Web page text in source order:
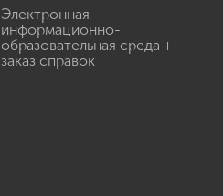
Электронная
информационно-
образовательная среда +
заказ справок